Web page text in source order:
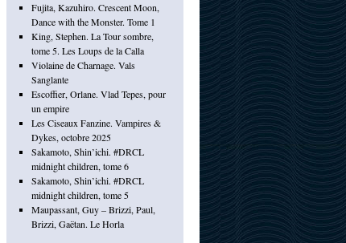
Fujita, Kazuhiro. Crescent Moon,
Dance with the Monster. Tome 1
King, Stephen. La Tour sombre,
tome 5. Les Loups de la Calla
Violaine de Charnage. Vals
Sanglante
Escoffier, Orlane. Vlad Tepes, pour
un empire
Les Ciseaux Fanzine. Vampires &
Dykes, octobre 2025
Sakamoto, Shin’ichi. #DRCL
midnight children, tome 6
Sakamoto, Shin’ichi. #DRCL
midnight children, tome 5
Maupassant, Guy – Brizzi, Paul,
Brizzi, Gaëtan. Le Horla